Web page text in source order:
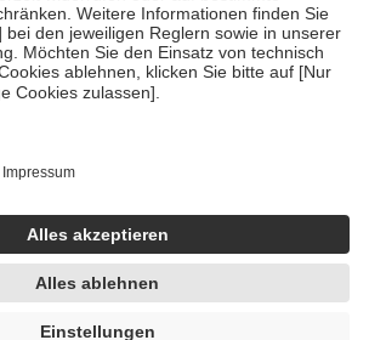
dass es sich um echte Bewertungen
hc/de/articles/4419944605341
wurden unter Zuhilfenahme künstlicher